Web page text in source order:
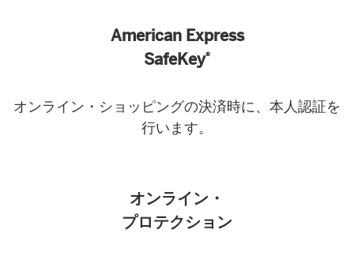
American Express
SafeKey®
オンライン・ショッピングの決済時に、本人認証を
行います。
オンライン・
プロテクション